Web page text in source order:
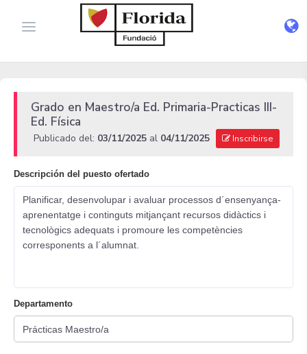
Grado en Maestro/a Ed. Primaria-Practicas III-
Ed. Física
Publicado del: 03/11/2025 al 04/11/2025 Inscribirse
Descripción del puesto ofertado
Planificar, desenvolupar i avaluar processos d´ensenyança-
aprenentatge i continguts mitjançant recursos didàctics i
tecnològics adequats i promoure les competències
corresponents a l´alumnat.
Departamento